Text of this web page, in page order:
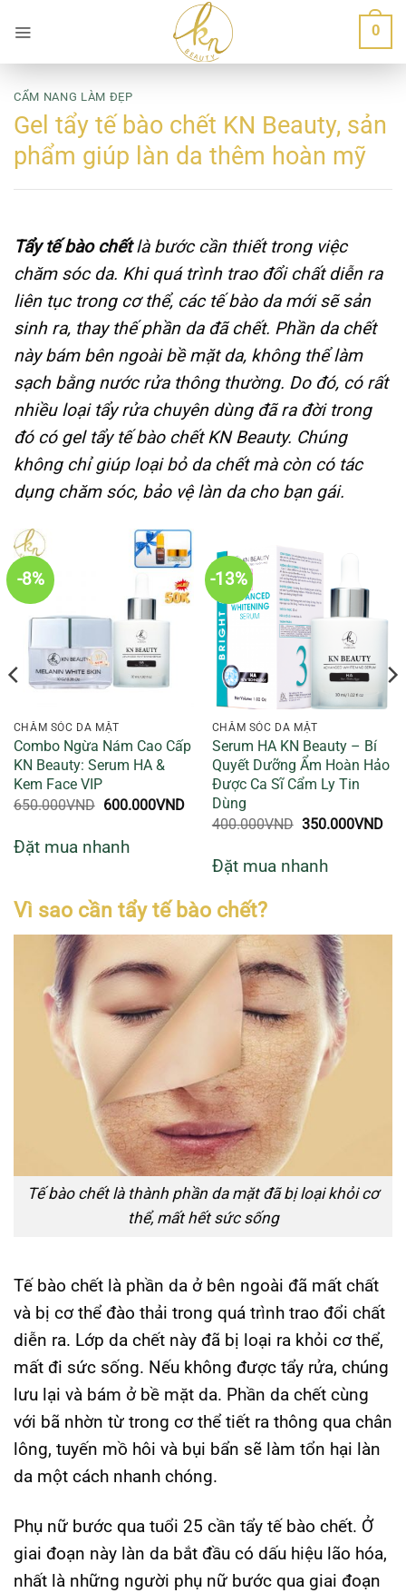
qua
nội
dung
0
CẨM NANG LÀM ĐẸP
Gel tẩy tế bào chết KN Beauty, sản
phẩm giúp làn da thêm hoàn mỹ
Tẩy tế bào chếtlà bước cần thiết trong việc
chăm sóc da. Khi quá trình trao đổi chất diễn ra
liên tục trong cơ thể, các tế bào da mới sẽ sản
sinh ra, thay thế phần da đã chết. Phần da chết
này bám bên ngoài bề mặt da, không thể làm
sạch bằng nước rửa thông thường. Do đó, có rất
nhiều loại tẩy rửa chuyên dùng đã ra đời trong
đó có gel tẩy tế bào chết KN Beauty. Chúng
không chỉ giúp loại bỏ da chết mà còn có tác
dụng chăm sóc, bảo vệ làn da cho bạn gái.
-8%
CHĂM SÓC DA MẶT
Combo Ngừa Nám Cao Cấp
KN Beauty: Serum HA &
Kem Face VIP
650.000VND Giá
650.000VND.
600.000VNDGiá
600.000VND.
Đặt mua nhanh
-13%
CHĂM SÓC DA MẶT
Serum HA KN Beauty – Bí
Quyết Dưỡng Ẩm Hoàn Hảo
Được Ca Sĩ Cẩm Ly Tin
Dùng
400.000VND Giá
400.000VND.
350.000VNDGiá
Đặt mua nhanh
Vì sao cần tẩy tế bào chết?
Tế bào chết là thành phần da mặt đã bị loại khỏi cơ
thể, mất hết sức sống
Tế bào chết là phần da ở bên ngoài đã mất chất
và bị cơ thể đào thải trong quá trình trao đổi chất
diễn ra. Lớp da chết này đã bị loại ra khỏi cơ thể,
mất đi sức sống. Nếu không được tẩy rửa, chúng
lưu lại và bám ở bề mặt da. Phần da chết cùng
với bã nhờn từ trong cơ thể tiết ra thông qua chân
lông, tuyến mồ hôi và bụi bẩn sẽ làm tổn hại làn
da một cách nhanh chóng.
Phụ nữ bước qua tuổi 25 cần tẩy tế bào chết. Ở
giai đoạn này làn da bắt đầu có dấu hiệu lão hóa,
nhất là những người phụ nữ bước qua giai đoạn